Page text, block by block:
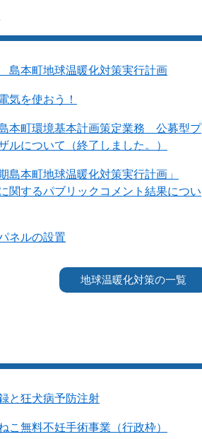
本町地球温暖化対策実行計画
気を使おう！
本町環境基本計画策定業務 公募型プ
ルについて（終了しました。）
島本町地球温暖化対策実行計画」
に関するパブリックコメント結果につい
ネルの設置
地球温暖化対策の一覧
と狂犬病予防注射
こ無料不妊手術事業（行政枠）